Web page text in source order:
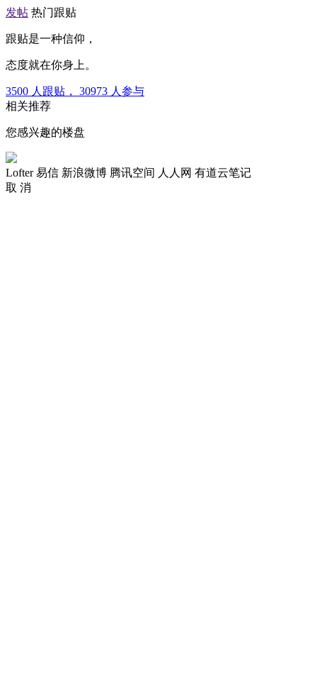
发帖 热门跟贴
跟贴是一种信仰，
态度就在你身上。
3500 人跟贴， 30973 人参与
相关推荐
您感兴趣的楼盘
Lofter 易信 新浪微博 腾讯空间 人人网 有道云笔记
取 消